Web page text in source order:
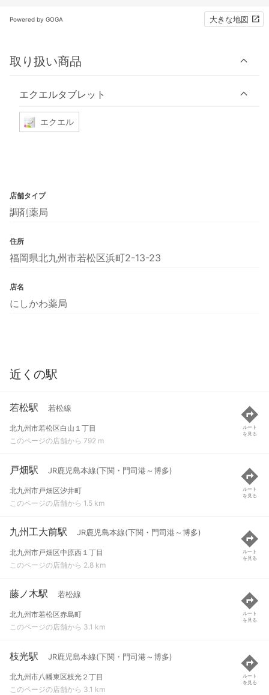
Powered by GOGA 大きな地図
取り扱い商品
エクエルタブレット
エクエル
店舗タイプ
調剤薬局
住所
福岡県北九州市若松区浜町2-13-23
店名
にしかわ薬局
近くの駅
若松駅 若松線
北九州市若松区白山１丁目
このページの店舗から 792 m
ルート
を見る
戸畑駅 JR鹿児島本線(下関・門司港～博多)
北九州市戸畑区汐井町
このページの店舗から 1.5 km
ルート
を見る
九州工大前駅 JR鹿児島本線(下関・門司港～博多)
北九州市戸畑区中原西１丁目
このページの店舗から 2.8 km
ルート
を見る
藤ノ木駅 若松線
北九州市若松区赤島町
このページの店舗から 3.1 km
ルート
を見る
枝光駅 JR鹿児島本線(下関・門司港～博多)
北九州市八幡東区枝光２丁目
このページの店舗から 3.1 km
ルート
を見る